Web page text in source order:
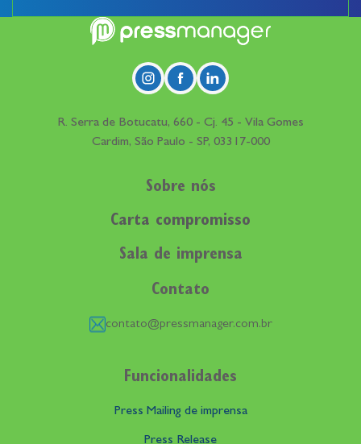
R. Serra de Botucatu, 660 - Cj. 45 - Vila Gomes
Cardim, São Paulo - SP, 03317-000
Sobre nós
Carta compromisso
Sala de imprensa
Contato
contato@pressmanager.com.br
Funcionalidades
Press Mailing de imprensa
Press Release